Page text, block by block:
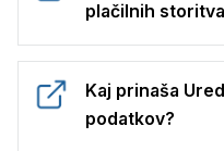
plačilnih
Kaj prinaša
podatkov?